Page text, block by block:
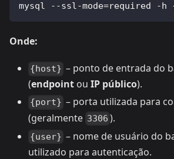
mysql --ssl-mode=required
Onde:
{host} – ponto de entrada do
(endpoint ou IP público).
{port} – porta utilizada para
(geralmente 3306 ).
{user} – nome de usuário do
utilizado para autenticação.